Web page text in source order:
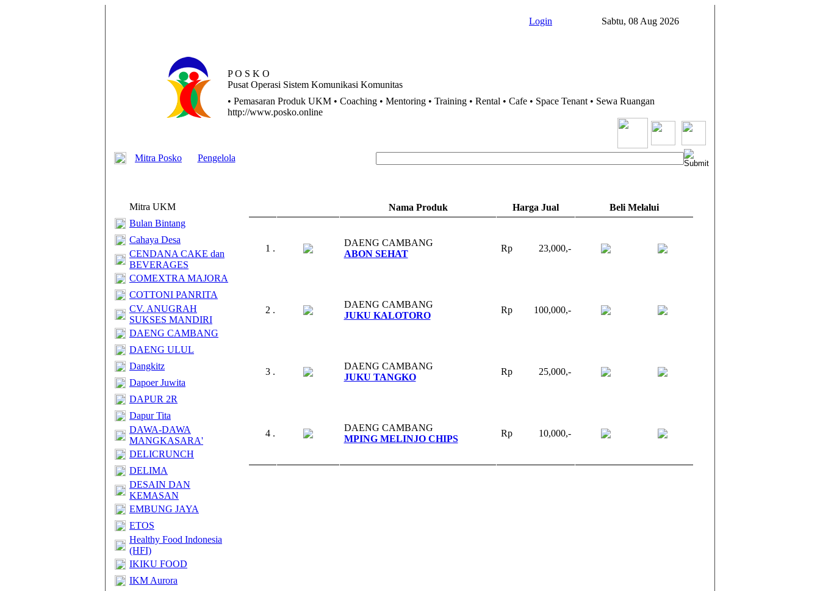
Login Sabtu, 08 Aug 2026
P O S K O
Pusat Operasi Sistem Komunikasi Komunitas
• Pemasaran Produk UKM • Coaching • Mentoring • Training • Rental • Cafe • Space Tenant • Sewa Ruangan
http://www.posko.online
Mitra Posko Pengelola
Mitra UKM
Bulan Bintang
Cahaya Desa
CENDANA CAKE dan
BEVERAGES
COMEXTRA MAJORA
COTTONI PANRITA
CV. ANUGRAH
SUKSES MANDIRI
DAENG CAMBANG
DAENG ULUL
Dangkitz
Dapoer Juwita
DAPUR 2R
Dapur Tita
DAWA-DAWA
MANGKASARA'
DELICRUNCH
DELIMA
DESAIN DAN
KEMASAN
EMBUNG JAYA
ETOS
Healthy Food Indonesia
(HFI)
IKIKU FOOD
IKM Aurora
Nama Produk Harga Jual Beli Melalui
1 .
DAENG CAMBANG
ABON SEHAT
Rp 23,000,-
2 .
DAENG CAMBANG
JUKU KALOTORO
Rp 100,000,-
3 .
DAENG CAMBANG
JUKU TANGKO
Rp 25,000,-
4 .
DAENG CAMBANG
MPING MELINJO CHIPS
Rp 10,000,-